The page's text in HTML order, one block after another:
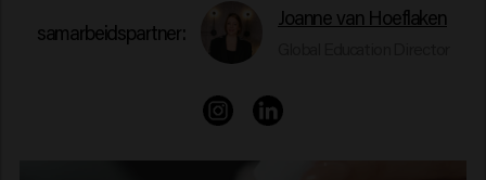
samarbeidspartner:
Joanne van Hoeflaken